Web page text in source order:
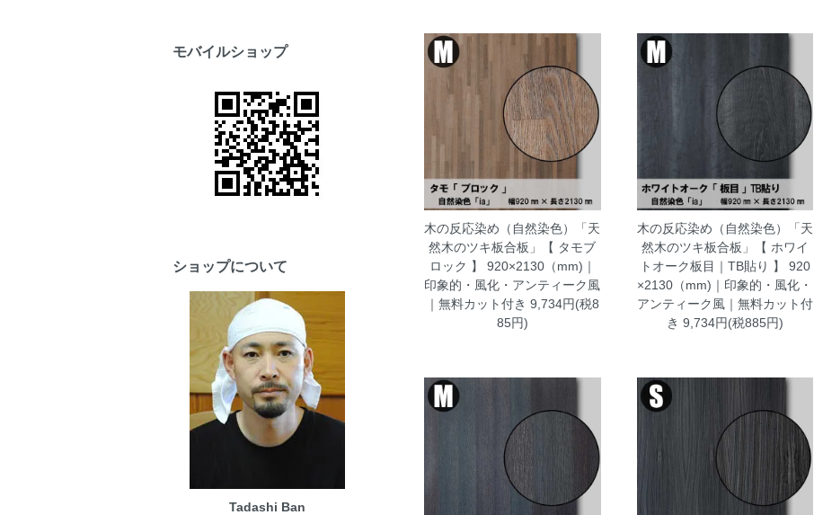
木の反応染め（自然染色）「天
然木のツキ板合板」【 タモブ
ロック 】 920×2130（mm)｜
印象的・風化・アンティーク風
｜無料カット付き 9,734円(税8
85円)
木の反応染め（自然染色）「天
然木のツキ板合板」【 ホワイ
トオーク板目｜TB貼り 】 920
×2130（mm)｜印象的・風化・
アンティーク風｜無料カット付
き 9,734円(税885円)
モバイルショップ
ショップについて
Tadashi Ban